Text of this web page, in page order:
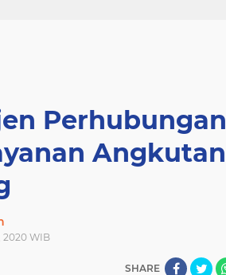
Perhubungan
Angkutan
2020 WIB
SHARE